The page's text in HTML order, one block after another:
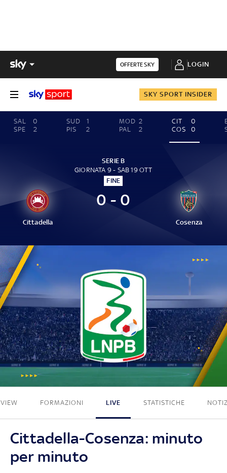
OFFERTE SKY LOGIN
SKY SPORT INSIDER
SAL
0
SPE
2
SUD
1
PIS
2
MOD 2
PAL
2
CIT
0
COS
0
SERIE B
GIORNATA 9 - SAB 19 OTT
FINE
Cittadella
0 - 0
Cosenza
0 - 0
FORMAZIONI LIVE STATISTICHE
Cittadella-Cosenza: minuto
per minuto